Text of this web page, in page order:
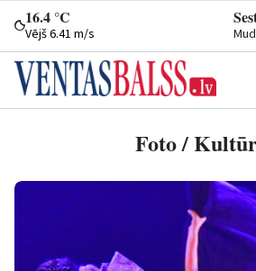
16.4 °C
Vējš 6.41 m/s
Foto /